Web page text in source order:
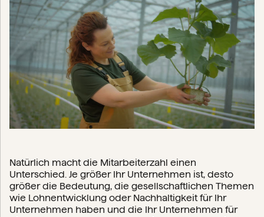
Natürlich macht die Mitarbeiterzahl einen
Unterschied. Je größer Ihr Unternehmen ist, desto
größer die Bedeutung, die gesellschaftlichen Themen
wie Lohnentwicklung oder Nachhaltigkeit für Ihr
Unternehmen haben und die Ihr Unternehmen für